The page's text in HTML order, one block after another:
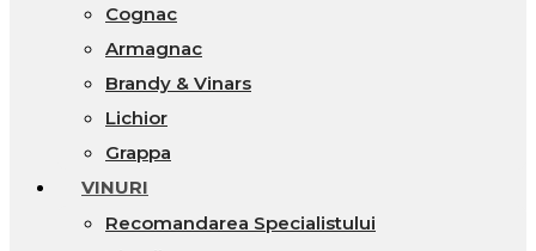
Cognac
Armagnac
Brandy & Vinars
Lichior
Grappa
VINURI
Recomandarea Specialistului